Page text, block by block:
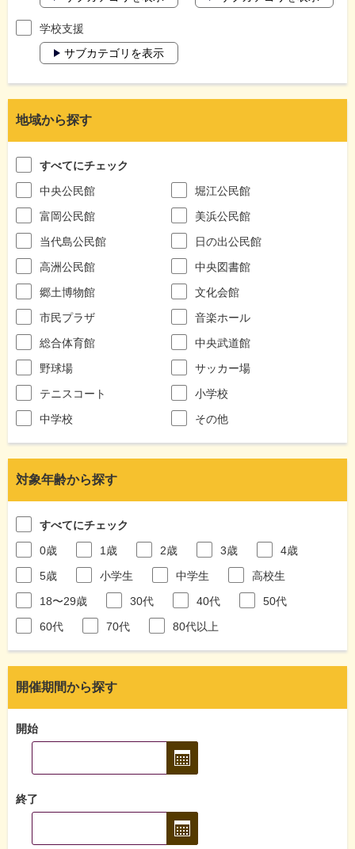
学校支援
サブカテゴリを表示
地域から探す
すべてにチェック
中央公民館
堀江公民館
富岡公民館
美浜公民館
当代島公民館
日の出公民館
高洲公民館
中央図書館
郷土博物館
文化会館
市民プラザ
音楽ホール
総合体育館
中央武道館
野球場
サッカー場
テニスコート
小学校
中学校
その他
対象年齢から探す
すべてにチェック
0歳
1歳 2歳 3歳
4歳
5歳
小学生 中学生
高校生
18〜29歳
30代 40代
50代
60代
70代 80代以上
開催期間から探す
開始
終了